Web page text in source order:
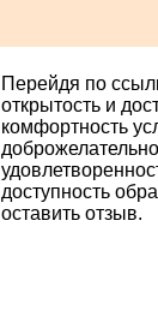
Перейдя по
открытость и
комфортность
доступность
оставить отзыв.